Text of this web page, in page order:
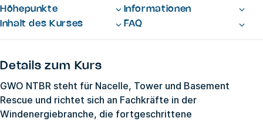
Höhepunkte
Informationen
Inhalt des Kurses
FAQ
Details zum Kurs
GWO NTBR steht für Nacelle, Tower und Basement
Rescue und richtet sich an Fachkräfte in der
Windenergiebranche, die fortgeschrittene